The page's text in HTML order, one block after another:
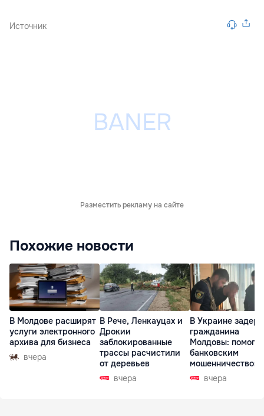
Источник
Разместить рекламу на сайте
Похожие новости
В Молдове расширят
услуги электронного
архива для бизнеса
вчера
В Рече, Ленкауцах и
Дрокии
заблокированные
трассы расчистили
от деревьев
вчера
В Украине
гражданина
Молдовы:
банковским
мошенничеством
Чехиивчера